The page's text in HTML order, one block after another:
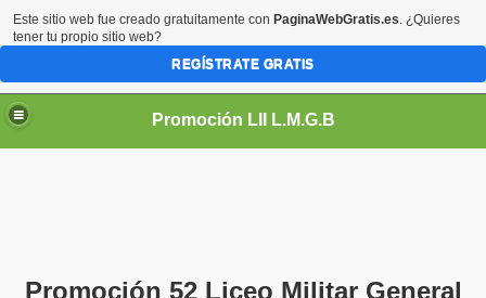
Promoción LII L.M.G.B
Promoción 52 Liceo Militar General
Este sitio web fue creado gratuitamente con PaginaWebGratis.es. ¿Quieres
tener tu propio sitio web?
REGÍSTRATE GRATIS